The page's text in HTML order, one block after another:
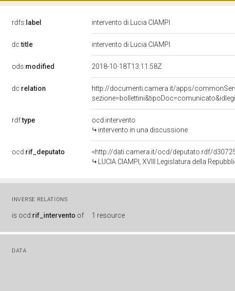
rdfs: label intervento di Lucia CIAMPI
dc:title intervento di Lucia CIAMPI
ods:modified 2018-10-18T13:11:58Z
dc:relation
http://documenti.camera.it/apps/
rdf:type
ocd:intervento
intervento in una discussione
ocd:rif_deputato
<http://dati.camera.it/ocd/deputato.rdf/
LUCIA CIAMPI, XVIII Legislatura della
INVERSE RELATIONS
is ocd:rif_intervento of 1 resource
DATA